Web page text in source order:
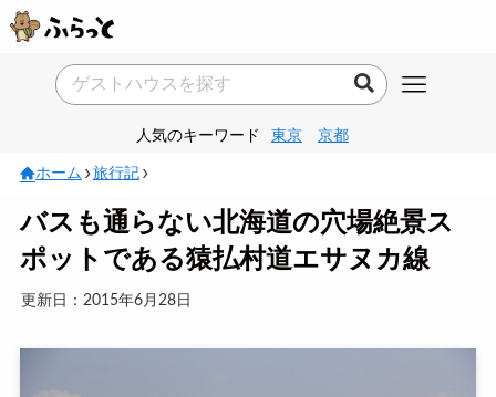
人気のキーワード 東京 京都
ホーム 旅行記
バスも通らない北海道の穴場絶景ス
ポットである猿払村道エサヌカ線
更新日：2015年6月28日